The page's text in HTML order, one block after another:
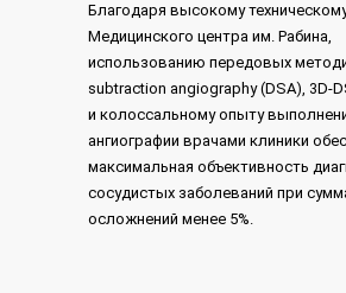
Благодаря высокому
Медицинского центра им. Рабина,
использованию передовых
subtraction angiography (DSA), 3D-
и колоссальному опыту
ангиографии врачами клиники
максимальная объективность
сосудистых заболеваний при
осложнений менее 5%.